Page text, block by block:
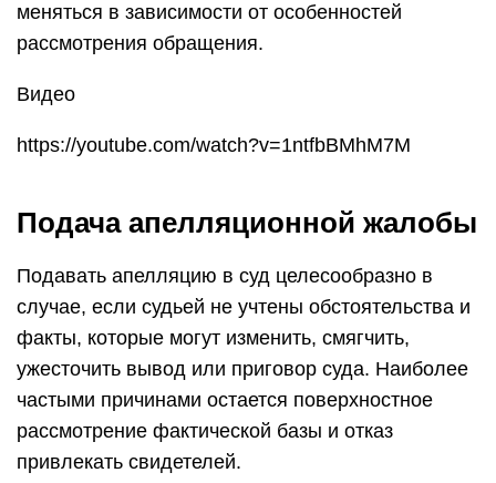
меняться в зависимости от особенностей
рассмотрения обращения.
Видео
https://youtube.com/watch?v=1ntfbBMhM7M
Подача апелляционной жалобы
Подавать апелляцию в суд целесообразно в
случае, если судьей не учтены обстоятельства и
факты, которые могут изменить, смягчить,
ужесточить вывод или приговор суда. Наиболее
частыми причинами остается поверхностное
рассмотрение фактической базы и отказ
привлекать свидетелей.